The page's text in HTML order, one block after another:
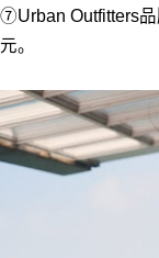
⑦Urban Outfitters品
元。